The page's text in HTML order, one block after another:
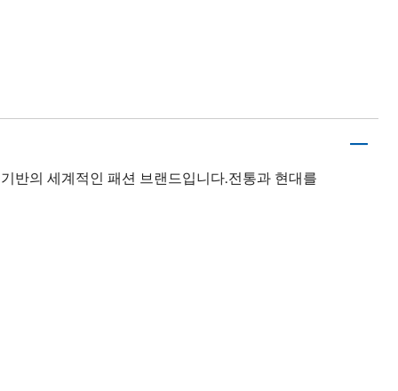
반의 세계적인 패션 브랜드입니다.전통과 현대를